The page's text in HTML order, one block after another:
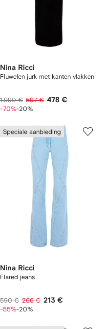
Nina Ricci
Fluwelen jurk met kanten vlakken
1.990 € 597 € 478 €
-70%-20%
Speciale aanbieding
Nina Ricci
Flared jeans
590 € 266 € 213 €
-55%-20%